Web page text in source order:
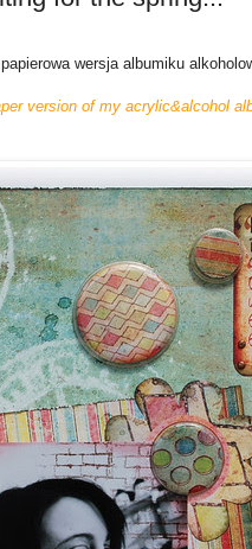
wersja albumiku
version of my acrylic&alcohol